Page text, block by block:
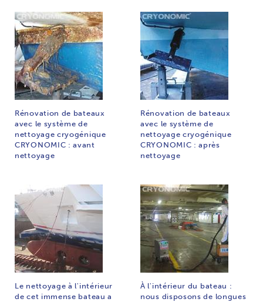
Rénovation de bateaux
avec le système de
nettoyage cryogénique
CRYONOMIC : avant
nettoyage
Rénovation de bateaux
avec le système de
nettoyage cryogénique
CRYONOMIC : après
nettoyage
Le nettoyage à l'intérieur
de cet immense bateau a
À l'intérieur du bateau :
nous disposons de longues